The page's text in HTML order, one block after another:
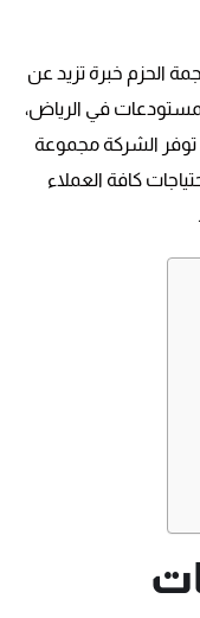
الحزم خبرة تزيد عن
في الرياض،
توفر الشركة مجموعة
كافة العملاء